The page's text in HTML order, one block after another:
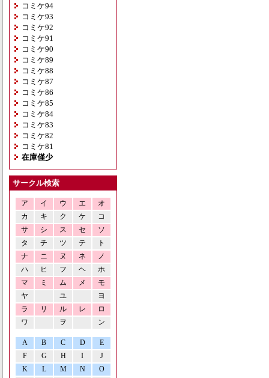
コミケ94
コミケ93
コミケ92
コミケ91
コミケ90
コミケ89
コミケ88
コミケ87
コミケ86
コミケ85
コミケ84
コミケ83
コミケ82
コミケ81
在庫僅少
サークル検索
ア イ ウ エ
オ
カ
キ ク ケ
コ
サ
シ ス セ
ソ
タ
チ ツ テ
ト
ナ
ニ ヌ ネ
ノ
ハ
ヒ フ ヘ
ホ
マ
ミ ム メ
モ
ヤ
ユ
ヨ
ラ
リ ル レ
ロ
ワ
ヲ ン
A B C D
E
F
G H I
J
K
L M N O